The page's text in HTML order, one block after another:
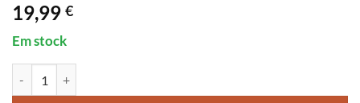
19,99 €
Em stock